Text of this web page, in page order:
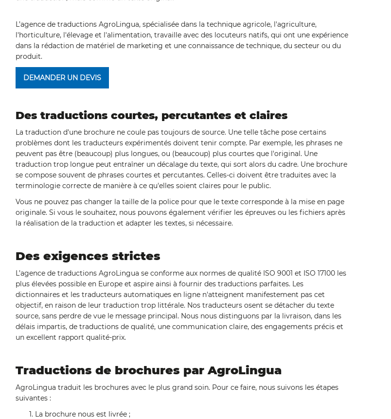
L’agence de traductions AgroLingua, spécialisée dans la technique agricole, l'agriculture,
l'horticulture, l'élevage et l'alimentation, travaille avec des locuteurs natifs, qui ont une expérience
dans la rédaction de matériel de marketing et une connaissance de technique, du secteur ou du
produit.
DEMANDER UN DEVIS
Des traductions courtes, percutantes et claires
La traduction d'une brochure ne coule pas toujours de source. Une telle tâche pose certains
problèmes dont les traducteurs expérimentés doivent tenir compte. Par exemple, les phrases ne
peuvent pas être (beaucoup) plus longues, ou (beaucoup) plus courtes que l'original. Une
traduction trop longue peut entraîner un décalage du texte, qui sort alors du cadre. Une brochure
se compose souvent de phrases courtes et percutantes. Celles-ci doivent être traduites avec la
terminologie correcte de manière à ce qu'elles soient claires pour le public.
Vous ne pouvez pas changer la taille de la police pour que le texte corresponde à la mise en page
originale. Si vous le souhaitez, nous pouvons également vérifier les épreuves ou les fichiers après
la réalisation de la traduction et adapter les textes, si nécessaire.
Des exigences strictes
L’agence de traductions AgroLingua se conforme aux normes de qualité ISO 9001 et ISO 17100 les
plus élevées possible en Europe et aspire ainsi à fournir des traductions parfaites. Les
dictionnaires et les traducteurs automatiques en ligne n'atteignent manifestement pas cet
objectif, en raison de leur traduction trop littérale. Nos traducteurs osent se détacher du texte
source, sans perdre de vue le message principal. Nous nous distinguons par la livraison, dans les
délais impartis, de traductions de qualité, une communication claire, des engagements précis et
un excellent rapport qualité-prix.
Traductions de brochures par AgroLingua
AgroLingua traduit les brochures avec le plus grand soin. Pour ce faire, nous suivons les étapes
suivantes :
La brochure nous est livrée ;